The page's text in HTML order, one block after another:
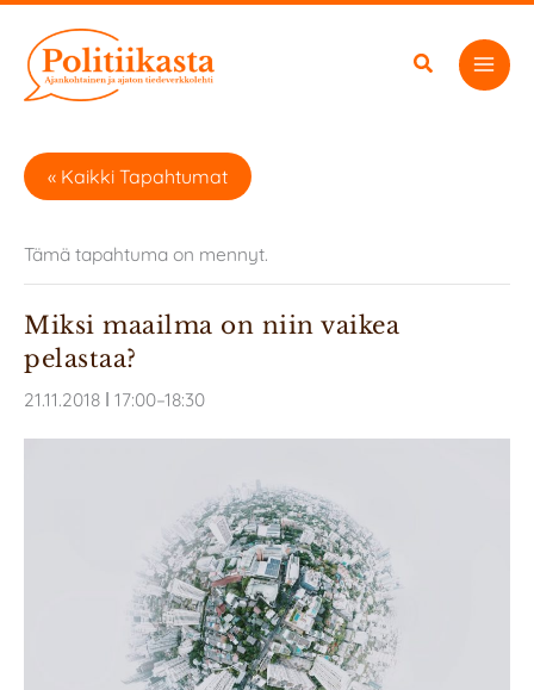
sisältöön
« Kaikki Tapahtumat
Tämä tapahtuma on mennyt.
Miksi maailma on niin vaikea
pelastaa?
21.11.2018 ǀ 17:00–18:30